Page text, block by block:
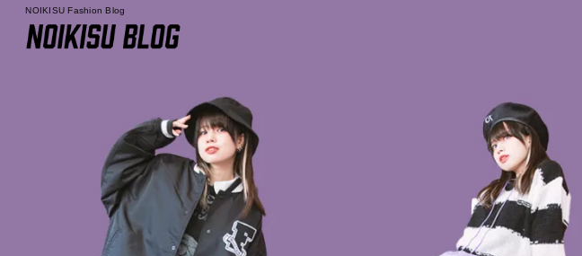
NOIKISU Fashion Blog